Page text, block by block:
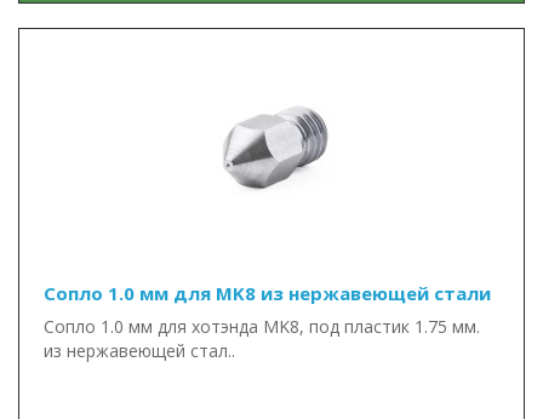
Сопло 1.0 мм для MK8 из нержавеющей стали
Сопло 1.0 мм для хотэнда MK8, под пластик 1.75 мм.
из нержавеющей стал..